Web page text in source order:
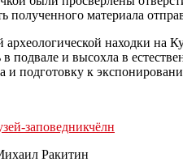
полученного материала
находки на
подвале и высохла в
и подготовку к
заповедникчёлн
Ракитин